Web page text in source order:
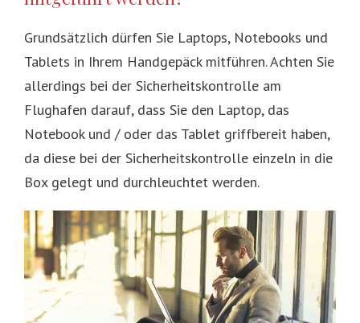
Grundsätzlich dürfen Sie Laptops, Notebooks und
Tablets in Ihrem Handgepäck mitführen. Achten Sie
allerdings bei der Sicherheitskontrolle am
Flughafen darauf, dass Sie den Laptop, das
Notebook und / oder das Tablet griffbereit haben,
da diese bei der Sicherheitskontrolle einzeln in die
Box gelegt und durchleuchtet werden.